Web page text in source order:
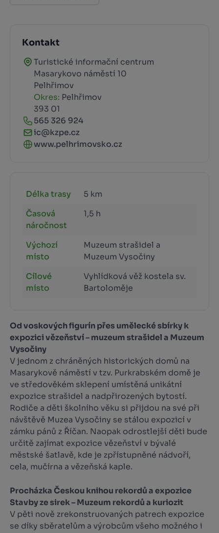
Kontakt
Turistické informační centrum
Masarykovo náměstí 10
Pelhřimov
Okres: Pelhřimov
393 01
565 326 924
ic@kzpe.cz
www.pelhrimovsko.cz
Délka trasy
5 km
Časová
náročnost
1,5 h
Výchozí
místo
Muzeum strašidel a
Muzeum Vysočiny
Cílové
místo
Vyhlídková věž kostela sv.
Bartoloměje
Od voskových figurín přes umělecké sbírky k
expozici vězeňství –muzeum strašidela Muzeum
Vysočiny
V jednom z chráněných historických domů na
Masarykově náměstí v tzv. Purkrabském domě je
ve středověkém sklepení umístěná unikátní
expozice strašidel a nadpřirozených bytostí.
Rodiče a děti školního věku si přijdou na své při
návštěvě Muzea Vysočiny se stálou expozicí v
zámku pánů z Říčan. Naopak odrostlejší děti bude
určitě zajímat expozice vězeňství v bývalé
městské šatlavě, kde je zpřístupněné nádvoří,
cela, mučírna a vězeňská kaple.
Procházka Českou knihou rekordů a expozice
Stavby ze sirek –Muzeum rekordů a kuriozit
V pěti nově zrekonstruovaných patrech expozice
se díky sběratelům a výrobcům všeho možného i